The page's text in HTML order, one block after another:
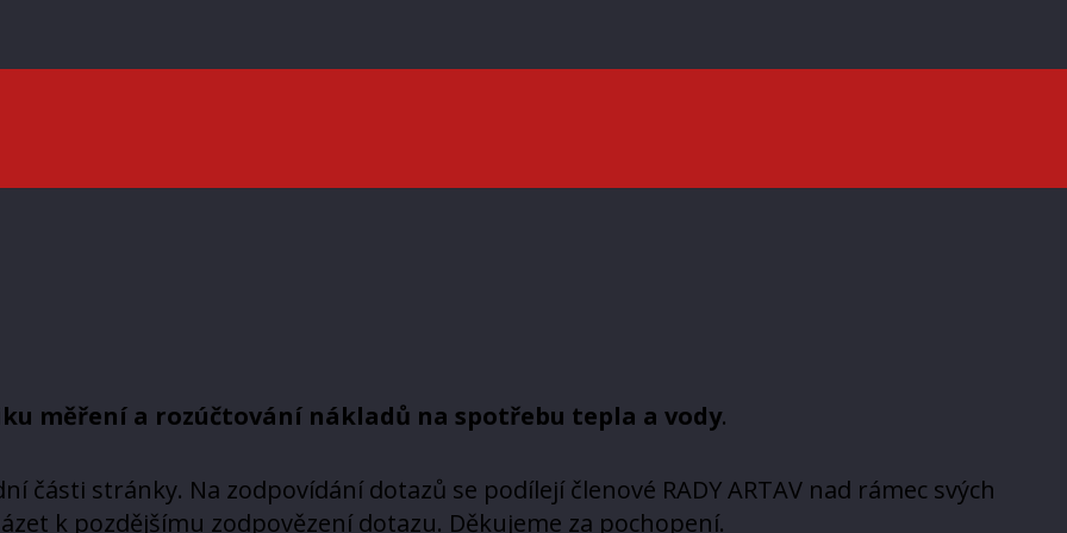
měření a rozúčtování nákladů na spotřebu tepla a vody.
stránky. Na zodpovídání dotazů se podílejí členové RADY ARTAV nad rámec svých
k pozdějšímu zodpovězení dotazu. Děkujeme za pochopení.